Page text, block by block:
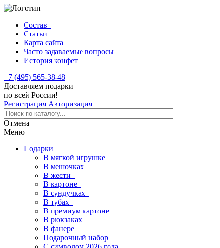
Состав
Статьи
Карта сайта
Часто задаваемые вопросы
История конфет
+7 (495) 565-38-48
Доставляем подарки
по всей России!
Регистрация Авторизация
Отмена
Меню
Подарки
В мягкой игрушке
В мешочках
В жести
В картоне
В сундучках
В тубах
В премиум картоне
В рюкзаках
В фанере
Подарочный набор
С символом 2026 года